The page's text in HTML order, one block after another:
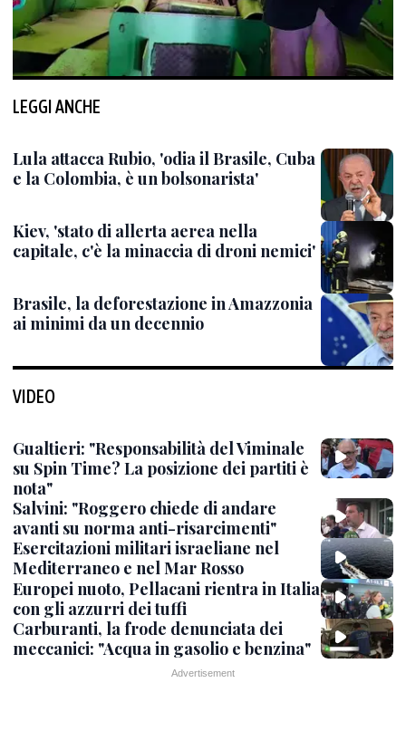
LEGGI ANCHE
Lula attacca Rubio, 'odia il Brasile, Cuba
e la Colombia, è un bolsonarista'
Kiev, 'stato di allerta aerea nella
capitale, c'è la minaccia di droni nemici'
Brasile, la deforestazione in Amazzonia
ai minimi da un decennio
VIDEO
Gualtieri: "Responsabilità del Viminale
su Spin Time? La posizione dei partiti è
nota"
Salvini: "Roggero chiede di andare
avanti su norma anti-risarcimenti"
Esercitazioni militari israeliane nel
Mediterraneo e nel Mar Rosso
Europei nuoto, Pellacani rientra in Italia
con gli azzurri dei tuffi
Carburanti, la frode denunciata dei
meccanici: "Acqua in gasolio e benzina"